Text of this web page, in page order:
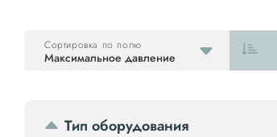
Максимальное давление
Сортировка по полю
Тип оборудования